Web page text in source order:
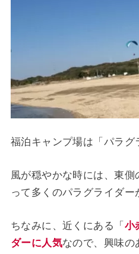
福泊キャンプ場は「パラグ
風が穏やかな時には、東
って多くのパラグライダー
ちなみに、近くにある「 小
ダーに人気なので、興味の